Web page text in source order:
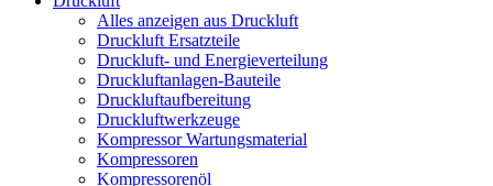
Alles anzeigen aus Druckluft
Druckluft Ersatzteile
Druckluft- und Energieverteilung
Druckluftanlagen-Bauteile
Druckluftaufbereitung
Druckluftwerkzeuge
Kompressor Wartungsmaterial
Kompressoren
Kompressorenöl